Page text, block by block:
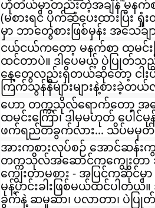
ဟိုတယ်မှာတည်းတဲ့အချိန် မနက်စ
(မစားရင် ပိုက်ဆံပေးထားပြီ
မှာ ဘာတွေစားဖြစ်မှန်း အသေခ
ငယ်ငယ်ကတော့ မနက်စာ ထမင်း
ထင်တာပဲ။ ဒါပေမယ့် ပဲပြုတ်
နေ့တွေလည်းရှိတယ်ဆိုတော့ ငါ
ကြက်သွန်နီများများနဲ့စား
ဟော တက္ကသိုလ်ရောက်တော့ အ
ထမင်းကြော်၊ ဒါမှမဟုတ် ပေါင်
ဖက်ရည်တခွက်လား... သိပ်မမှတ်
အားကစားလုပ်စဉ် အောင်ဆန်း
တက္ကသိုလ်အဆောင်ကကျွေးတာ
ကျွေးတာမစား - အပြင်ကဆိုင်
မုန့်ဟင်းခါးဖြစ်မယ်ထင်ပါတ
ခွက်နဲ့ ဆမူဆာ၊ ပလာတာ၊ ပဲပြုတ်